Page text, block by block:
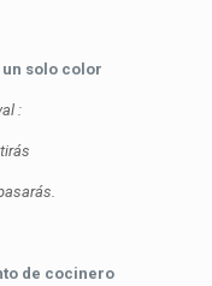
solo color
:
de cocinero